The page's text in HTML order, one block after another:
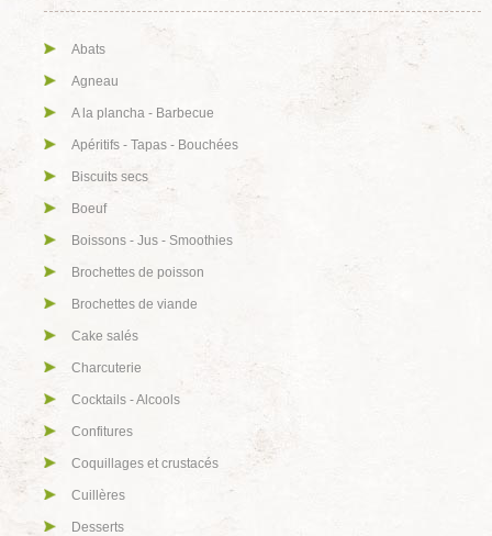
Abats
Agneau
A la plancha - Barbecue
Apéritifs - Tapas - Bouchées
Biscuits secs
Boeuf
Boissons - Jus - Smoothies
Brochettes de poisson
Brochettes de viande
Cake salés
Charcuterie
Cocktails - Alcools
Confitures
Coquillages et crustacés
Cuillères
Desserts